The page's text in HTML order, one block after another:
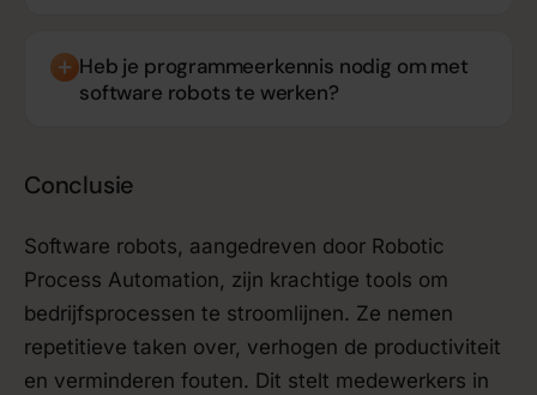
Heb je programmeerkennis nodig om met
software robots te werken?
Conclusie
Software robots, aangedreven door Robotic
Process Automation, zijn krachtige tools om
bedrijfsprocessen te stroomlijnen. Ze nemen
repetitieve taken over, verhogen de productiviteit
en verminderen fouten. Dit stelt medewerkers in